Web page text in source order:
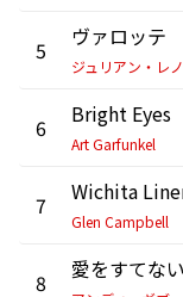
5 ヴァロッテ
ジュリアン・レ
6 Bright Eyes
Art Garfunkel
7 Wichita
Glen Campbell
8 愛をすてな